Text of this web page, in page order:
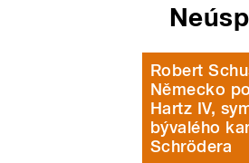
Robert
Německo
Hartz IV,
bývalého
Schrödera